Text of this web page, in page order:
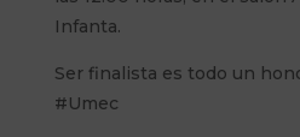
Infanta.
Ser finalista es todo un
#Umec